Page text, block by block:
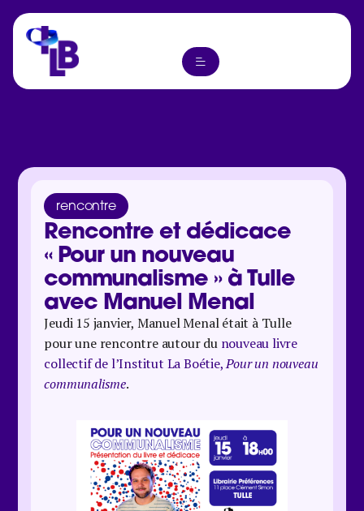
rencontre
Rencontre et dédicace
« Pour un nouveau
communalisme » à Tulle
avec Manuel Menal
Jeudi 15 janvier, Manuel Menal était à Tulle
pour une rencontre autour du nouveau livre
collectif de l’Institut La Boétie,Pour un nouveau
communalisme.